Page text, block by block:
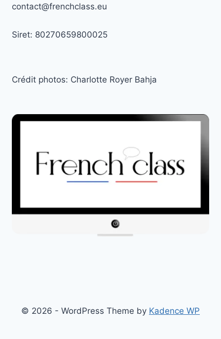
contact@frenchclass.eu
Siret: 80270659800025
Crédit photos: Charlotte Royer Bahja
© 2026 - WordPress Theme by Kadence WP